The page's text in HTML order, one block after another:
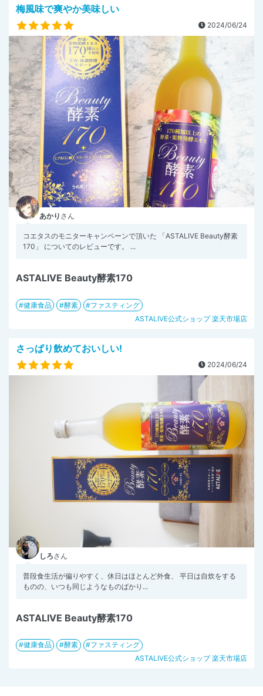
梅風味で爽やか美味しい
2024/06/24
あかり さん
コエタスのモニターキャンペーンで頂いた 「ASTALIVE Beauty酵素
170」 についてのレビューです。 ...
ASTALIVE Beauty酵素170
健康食品 酵素
ファスティング
ASTALIVE公式ショップ 楽天市場店
さっぱり飲めておいしい!
2024/06/24
しろさん
普段食生活が偏りやすく、休日はほとんど外食、 平日は自炊をする
ものの、いつも同じようなものばかり...
ASTALIVE Beauty酵素170
健康食品 酵素
ファスティング
ASTALIVE公式ショップ 楽天市場店